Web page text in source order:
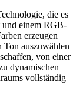
die es
einem RGB-
erzeugen
Ton auszuwählen
von einer
dynamischen
vollständig